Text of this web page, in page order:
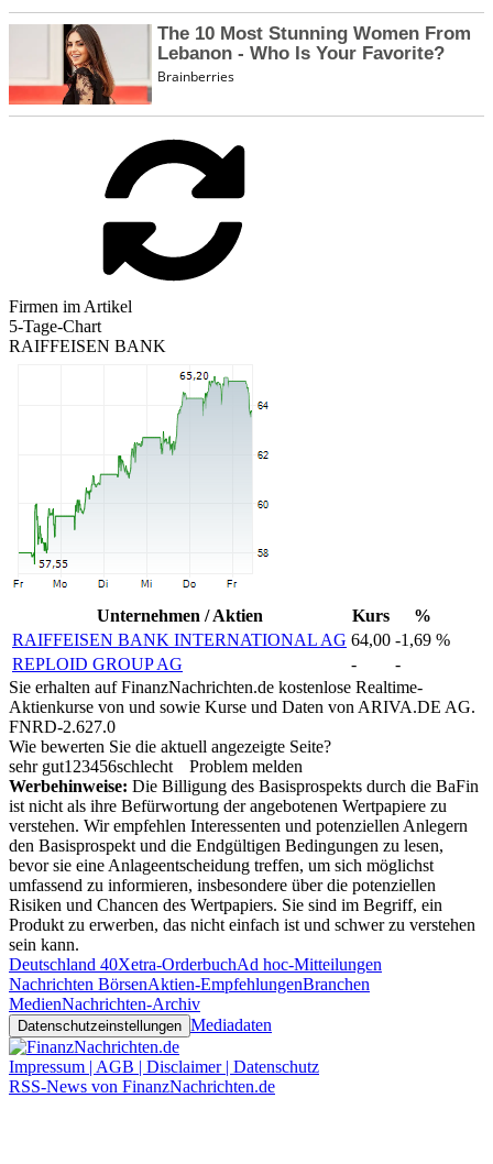
Firmen im Artikel
5-Tage-Chart
RAIFFEISEN BANK
Unternehmen / Aktien Kurs
%
RAIFFEISEN BANK INTERNATIONAL AG 64,00 -1,69 %
REPLOID GROUP AG
-
-
Sie erhalten auf FinanzNachrichten.de kostenlose Realtime-
Aktienkurse von und sowie Kurse und Daten von ARIVA.DE AG.
FNRD-2.627.0
Wie bewerten Sie die aktuell angezeigte Seite?
sehr gut1 23456schlecht
Problem melden
Werbehinweise: Die Billigung des Basisprospekts durch die BaFin
ist nicht als ihre Befürwortung der angebotenen Wertpapiere zu
verstehen. Wir empfehlen Interessenten und potenziellen Anlegern
den Basisprospekt und die Endgültigen Bedingungen zu lesen,
bevor sie eine Anlageentscheidung treffen, um sich möglichst
umfassend zu informieren, insbesondere über die potenziellen
Risiken und Chancen des Wertpapiers. Sie sind im Begriff, ein
Produkt zu erwerben, das nicht einfach ist und schwer zu verstehen
sein kann.
Deutschland 40Xetra-OrderbuchAd hoc-Mitteilungen
Nachrichten BörsenAktien-EmpfehlungenBranchen
MedienNachrichten-Archiv
Datenschutzeinstellungen Mediadaten
Impressum | AGB | Disclaimer | Datenschutz
RSS-News von FinanzNachrichten.de